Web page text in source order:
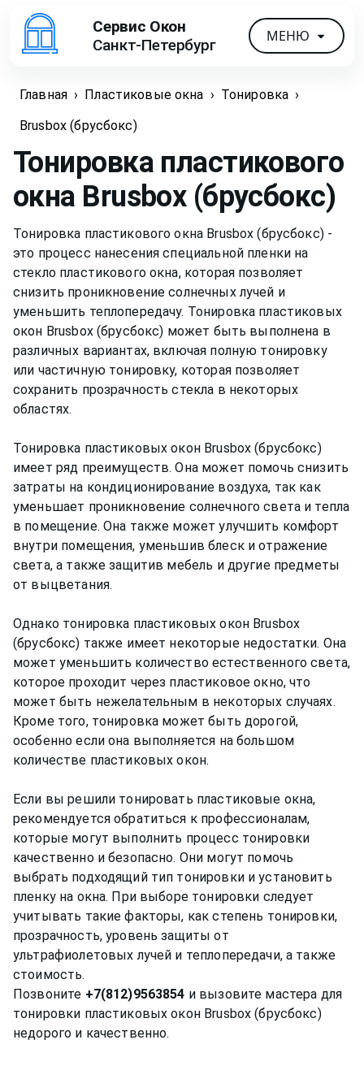
Сервис Окон
Санкт-Петербург
МЕНЮ
Главная › Пластиковые окна › Тонировка ›
Brusbox (брусбокс)
Тонировка пластикового
окна Brusbox (брусбокс)
Тонировка пластикового окна Brusbox (брусбокс) -
это процесс нанесения специальной пленки на
стекло пластикового окна, которая позволяет
снизить проникновение солнечных лучей и
уменьшить теплопередачу. Тонировка пластиковых
окон Brusbox (брусбокс) может быть выполнена в
различных вариантах, включая полную тонировку
или частичную тонировку, которая позволяет
сохранить прозрачность стекла в некоторых
областях.
Тонировка пластиковых окон Brusbox (брусбокс)
имеет ряд преимуществ. Она может помочь снизить
затраты на кондиционирование воздуха, так как
уменьшает проникновение солнечного света и тепла
в помещение. Она также может улучшить комфорт
внутри помещения, уменьшив блеск и отражение
света, а также защитив мебель и другие предметы
от выцветания.
Однако тонировка пластиковых окон Brusbox
(брусбокс) также имеет некоторые недостатки. Она
может уменьшить количество естественного света,
которое проходит через пластиковое окно, что
может быть нежелательным в некоторых случаях.
Кроме того, тонировка может быть дорогой,
особенно если она выполняется на большом
количестве пластиковых окон.
Если вы решили тонировать пластиковые окна,
рекомендуется обратиться к профессионалам,
которые могут выполнить процесс тонировки
качественно и безопасно. Они могут помочь
выбрать подходящий тип тонировки и установить
пленку на окна. При выборе тонировки следует
учитывать такие факторы, как степень тонировки,
прозрачность, уровень защиты от
ультрафиолетовых лучей и теплопередачи, а также
стоимость.
Позвоните +7(812)9563854 и вызовите мастера для
тонировки пластиковых окон Brusbox (брусбокс)